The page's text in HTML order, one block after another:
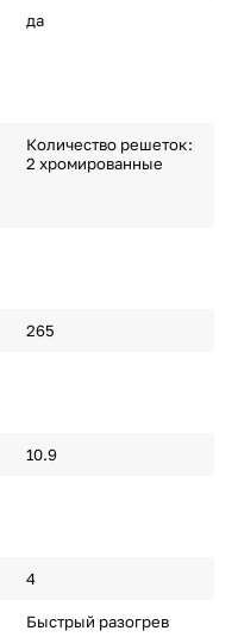
да
Количество решеток:
2 хромированные
265
10.9
4
Быстрый разогрев